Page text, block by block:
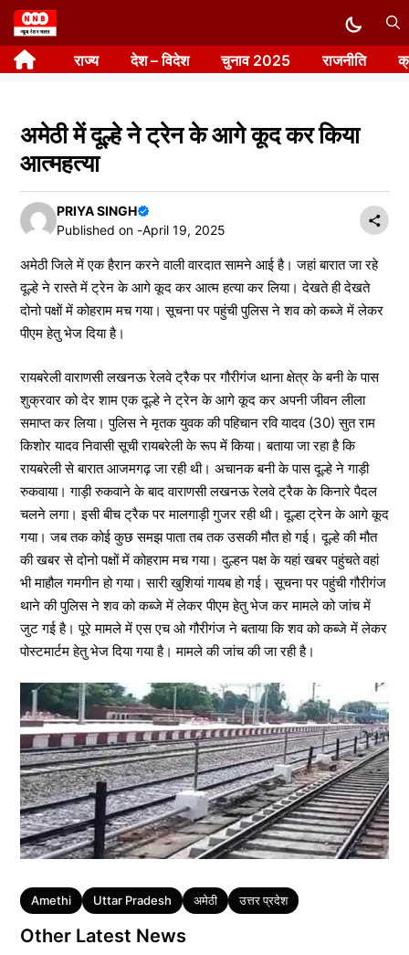
Skip
to
content राज्य देश – विदेश चुनाव 2025 राजनीति
अमेठी में दूल्हे ने ट्रेन के आगे कूद कर किया
आत्महत्या
PRIYA SINGH
Published on -April 19, 2025
अमेठी जिले में एक हैरान करने वाली वारदात सामने आई है। जहां बारात जा रहे
दूल्हे ने रास्ते में ट्रेन के आगे कूद कर आत्म हत्या कर लिया। देखते ही देखते
दोनो पक्षों में कोहराम मच गया। सूचना पर पहुंची पुलिस ने शव को कब्जे में लेकर
पीएम हेतु भेज दिया है।
रायबरेली वाराणसी लखनऊ रेलवे ट्रैक पर गौरीगंज थाना क्षेत्र के बनी के पास
शुक्रवार को देर शाम एक दूल्हे ने ट्रेन के आगे कूद कर अपनी जीवन लीला
समाप्त कर लिया। पुलिस ने मृतक युवक की पहिचान रवि यादव (30) सुत राम
किशोर यादव निवासी सूची रायबरेली के रूप में किया। बताया जा रहा है कि
रायबरेली से बारात आजमगढ़ जा रही थी। अचानक बनी के पास दूल्हे ने गाड़ी
रुकवाया। गाड़ी रुकवाने के बाद वाराणसी लखनऊ रेलवे ट्रैक के किनारे पैदल
चलने लगा। इसी बीच ट्रैक पर मालगाड़ी गुजर रही थी। दूल्हा ट्रेन के आगे कूद
गया। जब तक कोई कुछ समझ पाता तब तक उसकी मौत हो गई। दूल्हे की मौत
की खबर से दोनो पक्षों में कोहराम मच गया। दुल्हन पक्ष के यहां खबर पहुंचते वहां
भी माहौल गमगीन हो गया। सारी खुशियां गायब हो गई। सूचना पर पहुंची गौरीगंज
थाने की पुलिस ने शव को कब्जे में लेकर पीएम हेतु भेज कर मामले को जांच में
जुट गई है। पूरे मामले में एस एच ओ गौरीगंज ने बताया कि शव को कब्जे में लेकर
पोस्टमार्टम हेतु भेज दिया गया है। मामले की जांच की जा रही है।
Tags
Amethi Uttar Pradesh अमेठी उत्तर प्रदेश
Other Latest News